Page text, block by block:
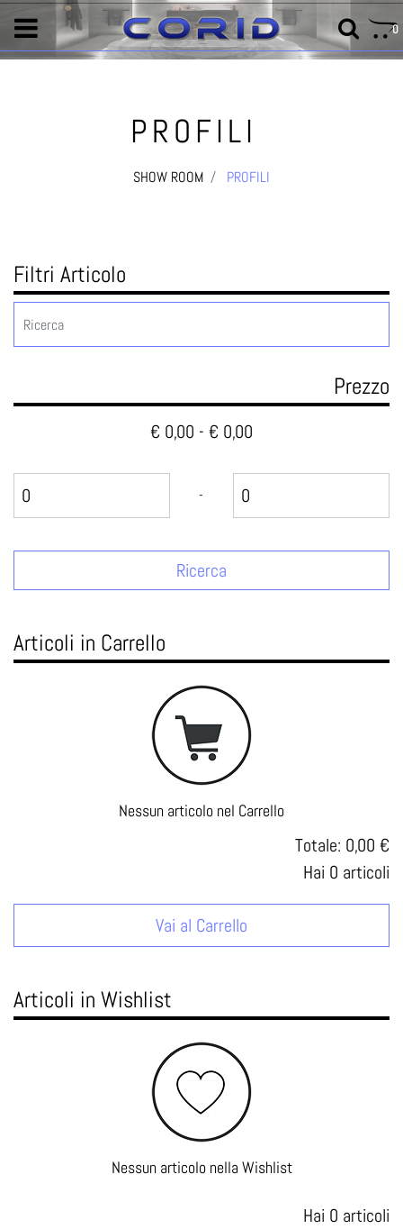
0
PROFILI
SHOW ROOM PROFILI
Filtri Articolo
Prezzo
€ 0,00 - € 0,00
Prezzo minimo - Prezzo massimo
Articoli in Carrello
Nessun articolo nel Carrello
Hai 0 articoli
Totale: 0,00 €
Vai al Carrello
Articoli in Wishlist
Nessun articolo nella Wishlist
Hai 0 articoli